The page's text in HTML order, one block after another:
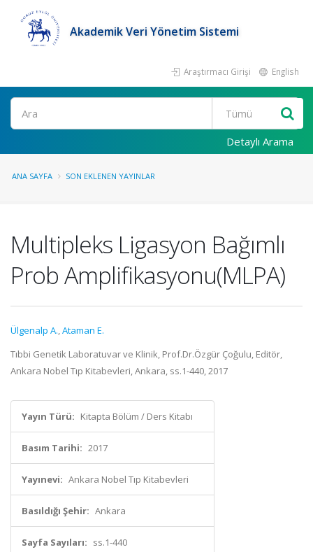
Akademik Veri Yönetim Sistemi
Araştırmacı Girişi English
Ara
Detaylı Arama
ANA SAYFA SON EKLENEN YAYINLAR
Multipleks Ligasyon Bağımlı
Prob Amplifikasyonu(MLPA)
Ülgenalp A.,Ataman E.
Tıbbi Genetik Laboratuvar ve Klinik, Prof.Dr.Özgür Çoğulu, Editör,
Ankara Nobel Tıp Kitabevleri, Ankara, ss.1-440, 2017
Yayın Türü: Kitapta Bölüm / Ders Kitabı
Basım Tarihi: 2017
Yayınevi: Ankara Nobel Tıp Kitabevleri
Basıldığı Şehir: Ankara
Sayfa Sayıları: ss.1-440